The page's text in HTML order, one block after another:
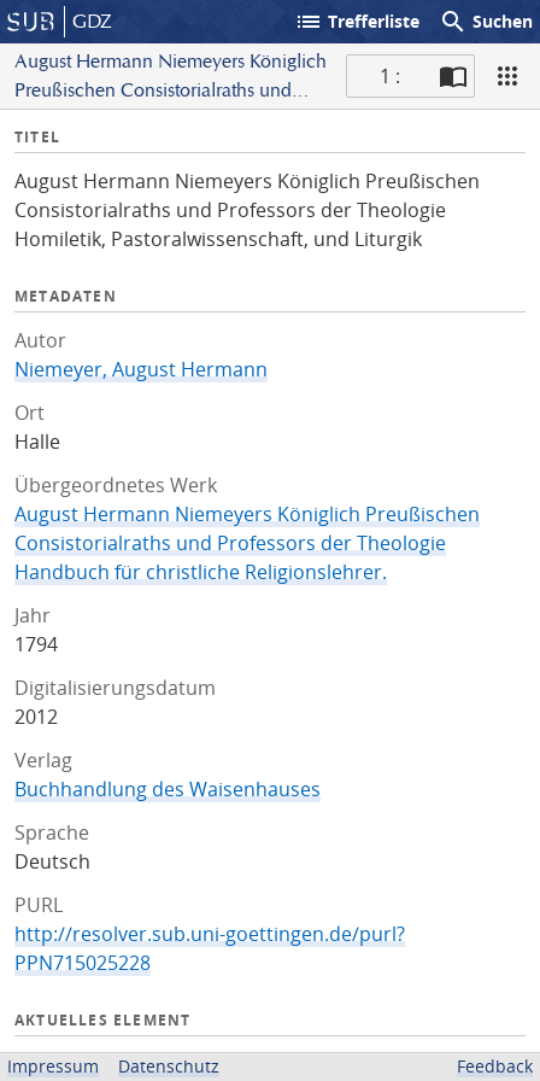
GDZ list Trefferliste search Suchen
August Hermann Niemeyers Königlich
Preußischen Consistorialraths und
Pastoralwissenschaft, und Liturgik
1 :
I
f
o
TITEL
August Hermann Niemeyers Königlich Preußischen
Consistorialraths und Professors der Theologie
Homiletik, Pastoralwissenschaft, und Liturgik
METADATEN
Autor
Niemeyer, August Hermann
Ort
Halle
Übergeordnetes Werk
August Hermann Niemeyers Königlich Preußischen
Consistorialraths und Professors der Theologie
Handbuch für christliche Religionslehrer.
Jahr
1794
Digitalisierungsdatum
2012
Verlag
Buchhandlung des Waisenhauses
Sprache
Deutsch
PURL
http://resolver.sub.uni-goettingen.de/purl?
PPN715025228
AKTUELLES ELEMENT
Einband
Impressum Datenschutz Feedback